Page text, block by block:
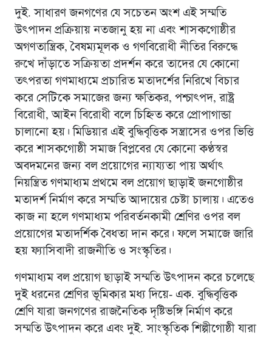
দুই. সাধারণ জনগণের যে সচেতন অংশ এই সম্মতি
উৎপাদন প্রক্রিয়ায় নতজানু হয় না এবং শাসকগোষ্ঠীর
অগণতান্ত্রিক, বৈষম্যমূলক ও গণবিরোধী নীতির বিরুদ্ধে
রুখে দাঁড়াতে সক্রিয়তা প্রদর্শন করে তাদের যে কোনো
তৎপরতা গণমাধ্যমে প্রচারিত মতাদর্শের নিরিখে বিচার
করে সেটিকে সমাজের জন্য ক্ষতিকর, পশ্চাৎপদ, রাষ্ট্র
বিরোধী, আইন বিরোধী বলে চিহ্নিত করে প্রোপাগান্ডা
চালানো হয়। মিডিয়ার এই বুদ্ধিবৃত্তিক সন্ত্রাসের ওপর ভিত্তি
করে শাসকগোষ্ঠী সমাজ বিপ্লবের যে কোনো কণ্ঠস্বর
অবদমনের জন্য বল প্রয়োগের ন্যায্যতা পায় অর্থাৎ
নিয়ন্ত্রিত গণমাধ্যম প্রথমে বল প্রয়োগ ছাড়াই জনগোষ্ঠীর
মতাদর্শ নির্মাণ করে সম্মতি আদায়ের চেষ্টা চালায়। এতেও
কাজ না হলে গণমাধ্যম পরিবর্তনকামী শ্রেণির ওপর বল
প্রয়োগের মতাদর্শিক বৈধতা দান করে। ফলে সমাজে জারি
হয় ফ্যাসিবাদী রাজনীতি ও সংস্কৃতির।
গণমাধ্যম বল প্রয়োগ ছাড়াই সম্মতি উৎপাদন করে চলেছে
দুই ধরনের শ্রেণির ভূমিকার মধ্য দিয়ে- এক. বুদ্ধিবৃত্তিক
শ্রেণি যারা জনগণের রাজনৈতিক দৃষ্টিভঙ্গি নির্মাণ করে
সম্মতি উৎপাদন করে এবং দুই. সাংস্কৃতিক শিল্পীগোষ্ঠী যারা